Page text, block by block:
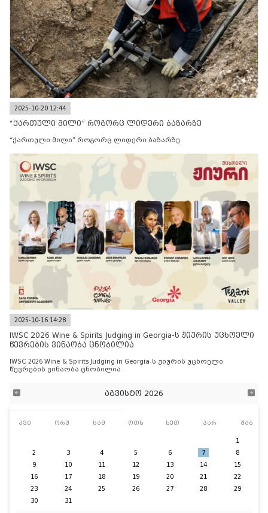
2025-10-20 12:44
“ქართული მილი” როგორც ლიდერი ბაზარზე
“ქართული მილი” როგორც ლიდერი ბაზარზე
2025-10-16 14:28
IWSC 2026 Wine & Spirits Judging in Georgia-ს ჟიურის უცხოელი
წევრების ვინაობა ცნობილია
IWSC 2026 Wine & Spirits Judging in Georgia-ს ჟიურის უცხოელი
წევრების ვინაობა ცნობილია
აგვისტო 2026
კვი ორშ სამ ოთხ ხუთ პარ შაბ
1
2
3 4 5 6 7
8
9
10 11 12 13 14
15
16
17 18 19 20 21
22
23
24 25 26 27 28
29
30
31